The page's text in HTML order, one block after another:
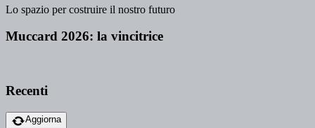
Lo spazio per costruire il nostro futuro
Muccard 2026: la vincitrice
Recenti
Aggiorna